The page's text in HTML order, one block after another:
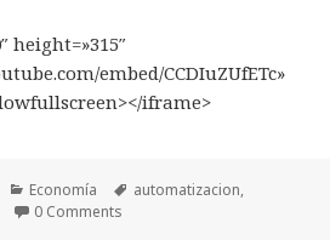
height=»315″
embed/CCDIuZUfETc»
iframe>
Categorías
Economía Etiquetas
automatizacion,
0 Comments